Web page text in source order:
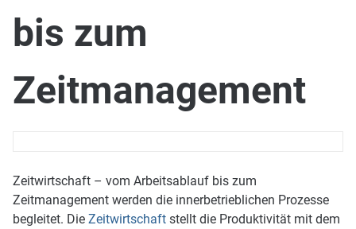
bis zum
Zeitmanagement
Zeitwirtschaft – vom Arbeitsablauf bis zum
Zeitmanagement werden die innerbetrieblichen Prozesse
begleitet. Die Zeitwirtschaftstellt die Produktivität mit dem